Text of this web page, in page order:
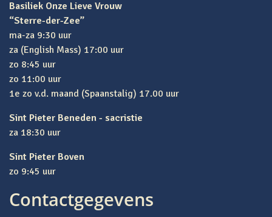
Basiliek Onze Lieve Vrouw
“Sterre-der-Zee”
ma-za 9:30 uur
za (English Mass) 17:00 uur
zo 8:45 uur
zo 11:00 uur
1e zo v.d. maand (Spaanstalig) 17.00 uur
Sint Pieter Beneden - sacristie
za 18:30 uur
Sint Pieter Boven
zo 9:45 uur
Contactgegevens